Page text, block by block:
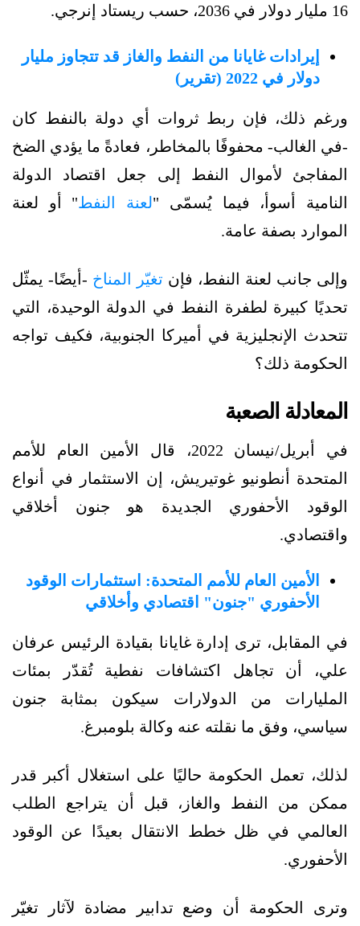
16 مليار دولار في 2036، حسب ريستاد إنرجي.
إيرادات غايانا من النفط والغاز قد تتجاوز مليار
دولار في 2022 (تقرير)
ورغم ذلك، فإن ربط ثروات أي دولة بالنفط كان
-في الغالب- محفوفًا بالمخاطر، فعادةً ما يؤدي الضخ
المفاجئ لأموال النفط إلى جعل اقتصاد الدولة
النامية أسوأ، فيما يُسمّى "لعنة النفط" أو لعنة
الموارد بصفة عامة.
وإلى جانب لعنة النفط، فإن تغيّر المناخ -أيضًا- يمثّل
تحديًا كبيرة لطفرة النفط في الدولة الوحيدة، التي
تتحدث الإنجليزية في أميركا الجنوبية، فكيف تواجه
الحكومة ذلك؟
المعادلة الصعبة
في أبريل/نيسان 2022، قال الأمين العام للأمم
المتحدة أنطونيو غوتيريش، إن الاستثمار في أنواع
الوقود الأحفوري الجديدة هو جنون أخلاقي
واقتصادي.
الأمين العام للأمم المتحدة: استثمارات الوقود
الأحفوري "جنون" اقتصادي وأخلاقي
في المقابل، ترى إدارة غايانا بقيادة الرئيس عرفان
علي، أن تجاهل اكتشافات نفطية تُقدّر بمئات
المليارات من الدولارات سيكون بمثابة جنون
سياسي، وفق ما نقلته عنه وكالة بلومبرغ.
لذلك، تعمل الحكومة حاليًا على استغلال أكبر قدر
ممكن من النفط والغاز، قبل أن يتراجع الطلب
العالمي في ظل خطط الانتقال بعيدًا عن الوقود
الأحفوري.
وترى الحكومة أن وضع تدابير مضادة لآثار تغيّر